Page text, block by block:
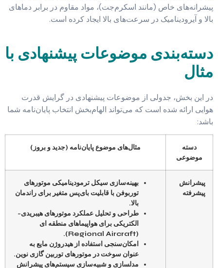
پیشرانه‌های خاص (مانند اسکرم‌جت)، مواد مقاوم در برابر دماهای
بالا و آیرودینامیک در سرعت‌های بالا ایجاد کرده است.
دسته‌بندی موضوعات پیشنهادی با
مثال
در این بخش، جدولی از موضوعات پیشنهادی در گرایش قدرت
هوایی ارائه شده است که می‌تواند الهام‌بخش انتخاب پایان‌نامه شما
باشد:
دسته
موضوعی
مثال‌های موضوع پایان‌نامه (جدید و بروز)
پیشرانش
پیشرفته
بهینه‌سازی سیکل ترمودینامیکی موتورهای
توربوفن با قابلیت بای‌پس متغیر برای راندمان
بالا.
طراحی و تحلیل عملکرد موتورهای هیبریدی-
الکتریکی برای هواپیماهای منطقه ای
(Regional Aircraft).
امکان‌سنجی استفاده از هیدروژن مایع به
عنوان سوخت در موتورهای توربین گازی نوین.
مدلسازی و شبیه‌سازی سیستم‌های پیشرانش